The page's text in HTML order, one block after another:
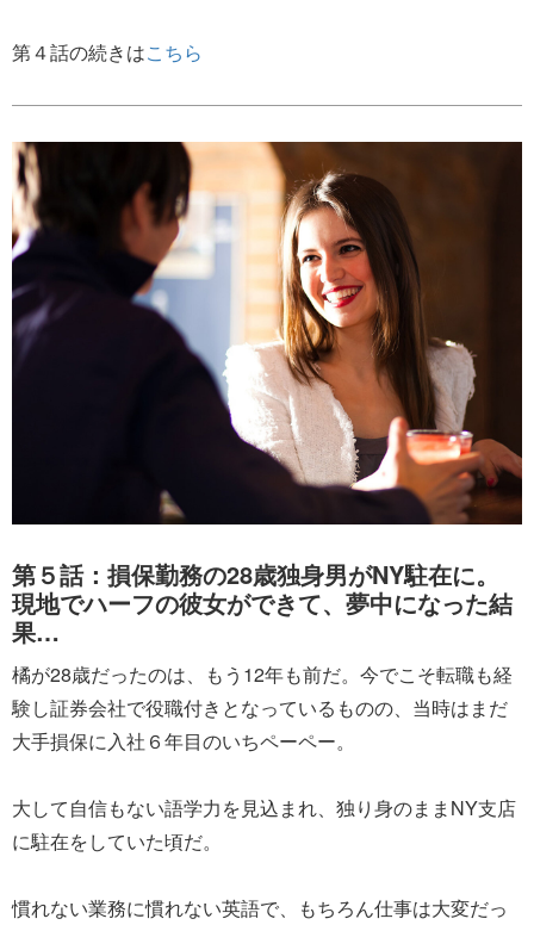
第４話の続きはこちら
第５話：損保勤務の28歳独身男がNY駐在に。
現地でハーフの彼女ができて、夢中になった結
果…
橘が28歳だったのは、もう12年も前だ。今でこそ転職も経
験し証券会社で役職付きとなっているものの、当時はまだ
大手損保に入社６年目のいちペーペー。
大して自信もない語学力を見込まれ、独り身のままNY支店
に駐在をしていた頃だ。
慣れない業務に慣れない英語で、もちろん仕事は大変だっ